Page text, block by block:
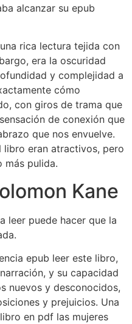
alcanzar su epub
rica lectura tejida con
era la oscuridad
y complejidad a
cómo
con giros de trama que
de conexión que
que nos envuelve.
libro eran atractivos, pero
más pulida.
Kane
leer puede hacer que la
epub leer este libro,
y su capacidad
nuevos y desconocidos,
y prejuicios. Una
en pdf las mujeres